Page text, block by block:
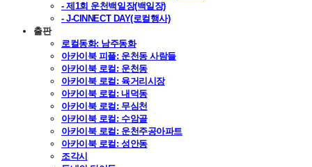
- 제1회 운천백일장(백일장)
- J-CINNECT DAY(로컬행사)
출판
로컬동화: 남주동화
아카이북 피플: 운천동 사람들
아카이북 로컬: 운천동
아카이북 로컬: 육거리시장
아카이북 로컬: 내덕동
아카이북 로컬: 무심천
아카이북 로컬: 수암골
아카이북 로컬: 운천주공아파트
아카이북 로컬: 성안동
조각시